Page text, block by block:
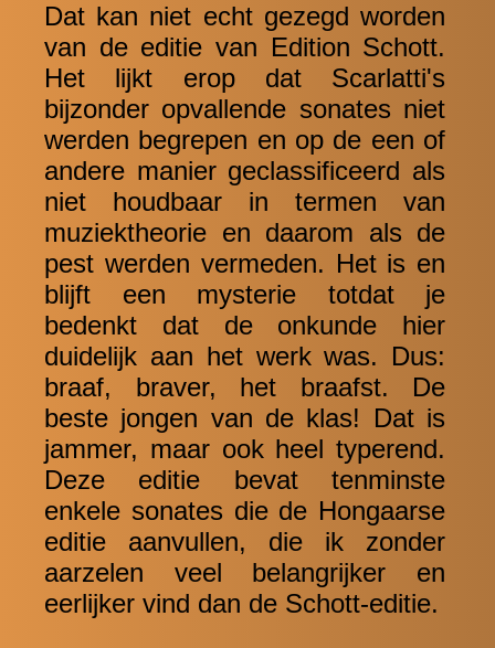
Dat kan niet echt gezegd worden
van de editie van Edition Schott.
Het lijkt erop dat Scarlatti's
bijzonder opvallende sonates niet
werden begrepen en op de een of
andere manier geclassificeerd als
niet houdbaar in termen van
muziektheorie en daarom als de
pest werden vermeden. Het is en
blijft een mysterie totdat je
bedenkt dat de onkunde hier
duidelijk aan het werk was. Dus:
braaf, braver, het braafst. De
beste jongen van de klas! Dat is
jammer, maar ook heel typerend.
Deze editie bevat tenminste
enkele sonates die de Hongaarse
editie aanvullen, die ik zonder
aarzelen veel belangrijker en
eerlijker vind dan de Schott-editie.